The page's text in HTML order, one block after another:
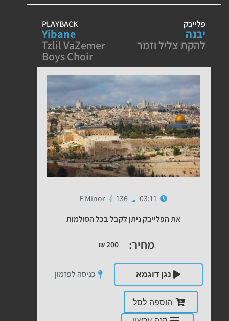
פלייבק
יבנה
להקת צליל וזמר
PLAYBACK
Yibane
Tzlil VaZemer
Boys Choir
03:11
136
E Minor
את הפלייבק ניתן לקבל בכל הסולמות
מחיר: ₪200
נגן דוגמא כניסה לפזמון
הוספה לסל